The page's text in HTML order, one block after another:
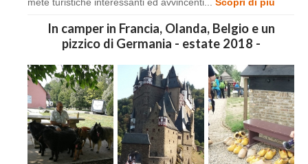
In camper in Francia, Olanda, Belgio e un
pizzico di Germania - estate 2018 -